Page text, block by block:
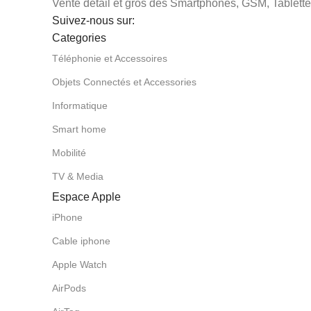
Vente détail et gros des Smartphones, GSM,
Suivez-nous sur:
Categories
Téléphonie et Accessoires
Objets Connectés et Accessories
Informatique
Smart home
Mobilité
TV & Media
Espace Apple
iPhone
Cable iphone
Apple Watch
AirPods